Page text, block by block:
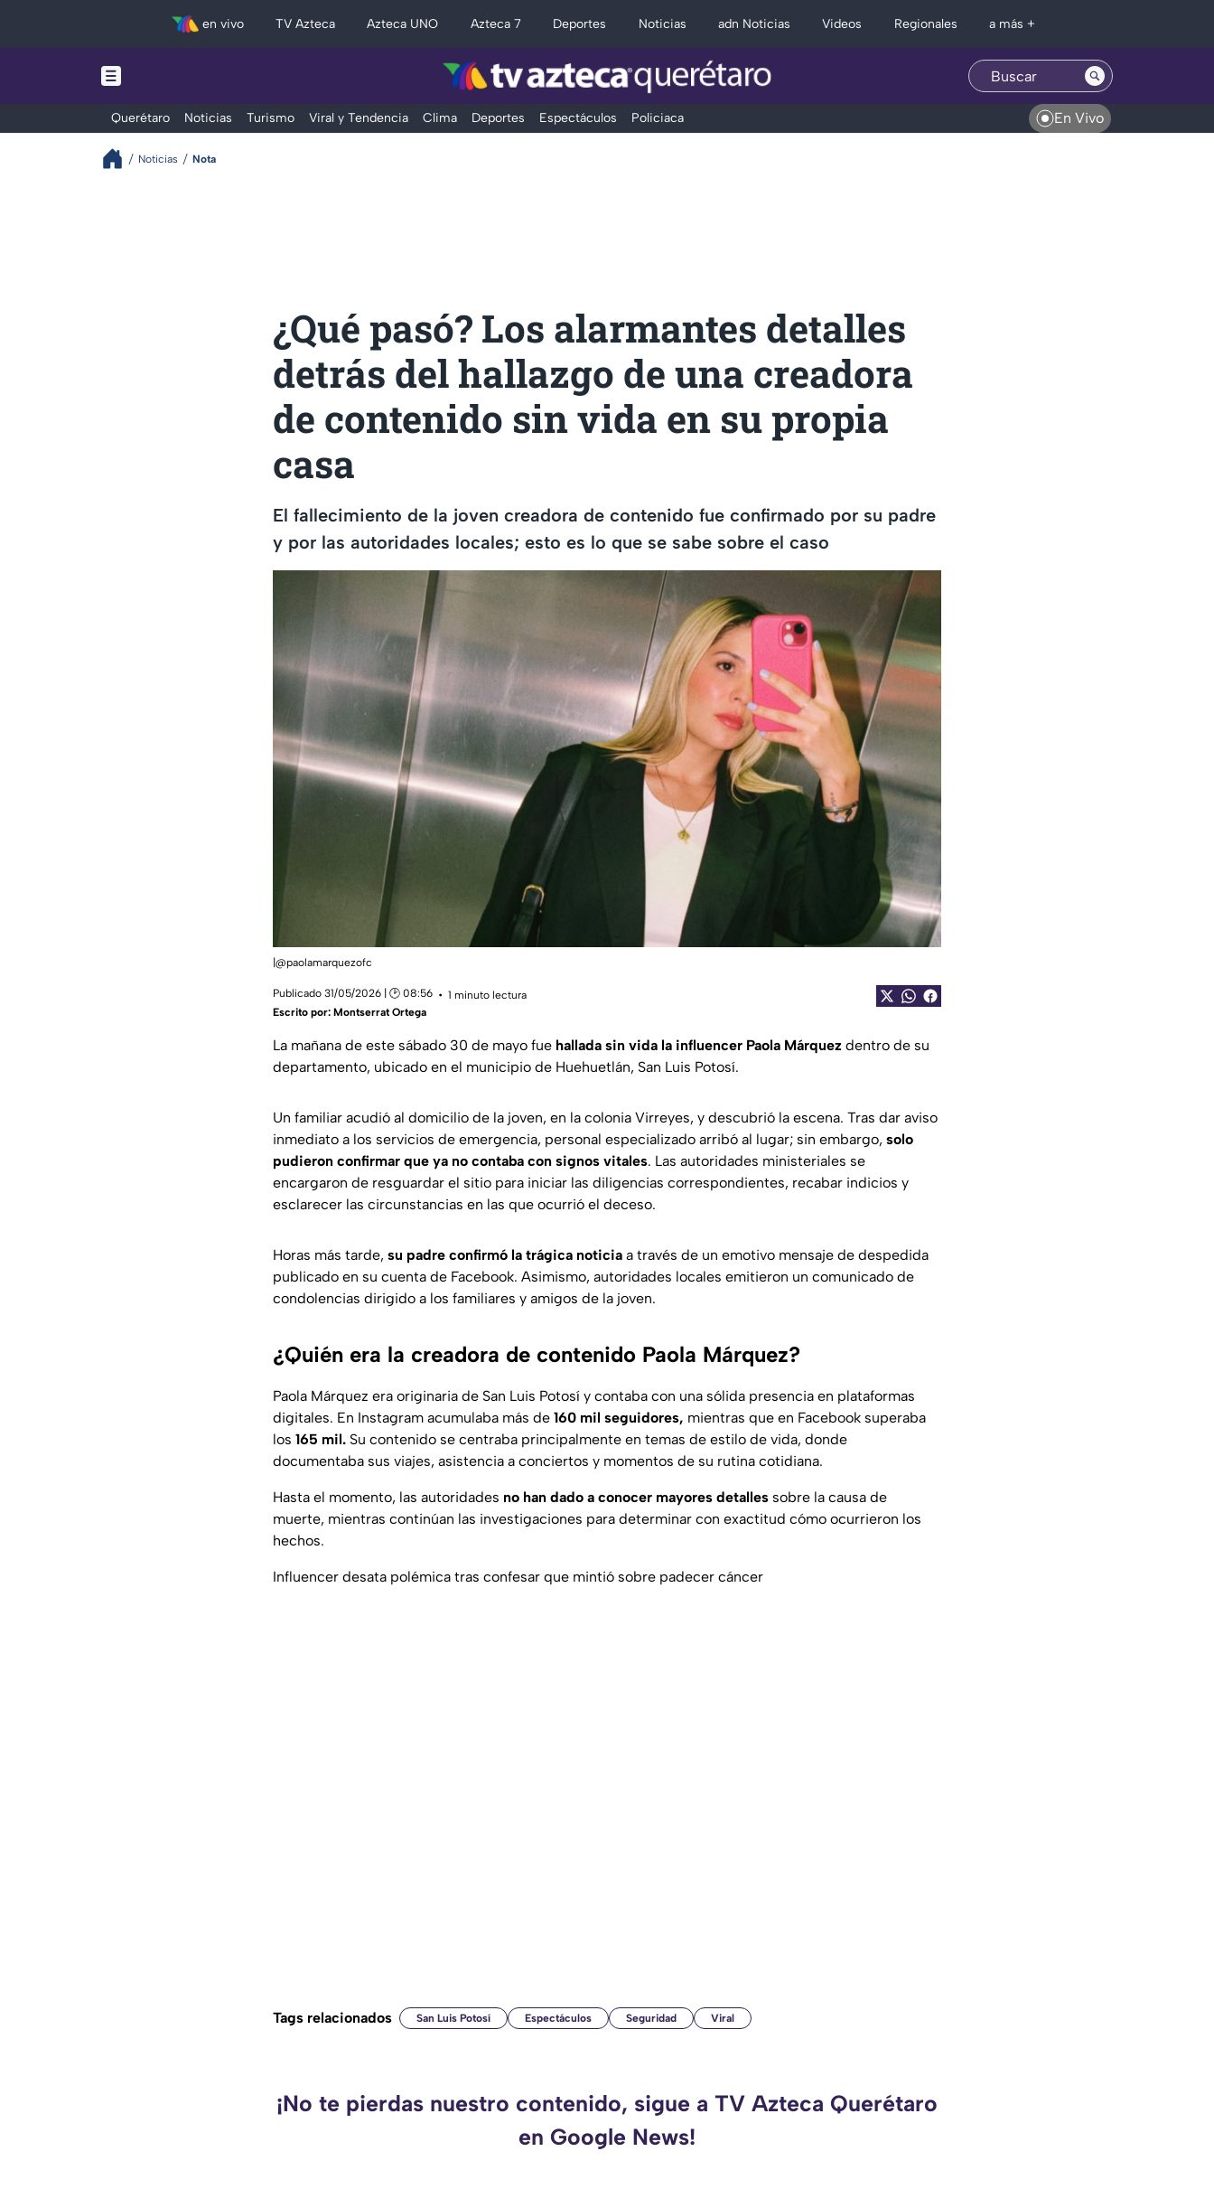
en vivo TV Azteca Azteca UNO Azteca 7 Deportes Noticias adn Noticias Videos Regionales a más +
Querétaro Noticias Turismo Viral y Tendencia Clima Deportes Espectáculos Policiaca En Vivo
Noticias Nota
¿Qué pasó? Los alarmantes detalles
detrás del hallazgo de una creadora
de contenido sin vida en su propia
casa
El fallecimiento de la joven creadora de contenido fue confirmado por su padre
y por las autoridades locales; esto es lo que se sabe sobre el caso
|@paolamarquezofc
Publicado 31/05/2026 | 🕑 08:56
1 minuto lectura
Escrito por: Montserrat Ortega
La mañana de este sábado 30 de mayo fue hallada sin vida la influencer Paola Márquez dentro de su
departamento, ubicado en el municipio de Huehuetlán, San Luis Potosí.
Un familiar acudió al domicilio de la joven, en la colonia Virreyes, y descubrió la escena. Tras dar aviso
inmediato a los servicios de emergencia, personal especializado arribó al lugar; sin embargo, solo
pudieron confirmar que ya no contaba con signos vitales. Las autoridades ministeriales se
encargaron de resguardar el sitio para iniciar las diligencias correspondientes, recabar indicios y
esclarecer las circunstancias en las que ocurrió el deceso.
Horas más tarde, su padre confirmó la trágica noticia a través de un emotivo mensaje de despedida
publicado en su cuenta de Facebook. Asimismo, autoridades locales emitieron un comunicado de
condolencias dirigido a los familiares y amigos de la joven.
¿Quién era la creadora de contenido Paola Márquez?
Paola Márquez era originaria de San Luis Potosí y contaba con una sólida presencia en plataformas
digitales. En Instagram acumulaba más de 160 mil seguidores, mientras que en Facebook superaba
los 165 mil. Su contenido se centraba principalmente en temas de estilo de vida, donde
documentaba sus viajes, asistencia a conciertos y momentos de su rutina cotidiana.
Hasta el momento, las autoridades no han dado a conocer mayores detalles sobre la causa de
muerte, mientras continúan las investigaciones para determinar con exactitud cómo ocurrieron los
hechos.
Influencer desata polémica tras confesar que mintió sobre padecer cáncer
Tags relacionados San Luis Potosí Espectáculos Seguridad Viral
¡No te pierdas nuestro contenido, sigue a TV Azteca Querétaro
en Google News!